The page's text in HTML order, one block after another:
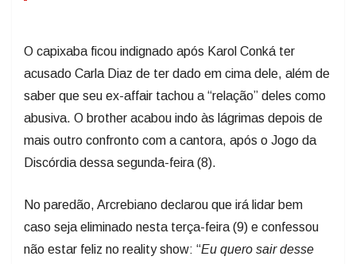
O capixaba ficou indignado após Karol Conká ter
acusado Carla Diaz de ter dado em cima dele, além de
saber que seu ex-affair tachou a “relação” deles como
abusiva. O brother acabou indo às lágrimas depois de
mais outro confronto com a cantora, após o Jogo da
Discórdia dessa segunda-feira (8).
No paredão, Arcrebiano declarou que irá lidar bem
caso seja eliminado nesta terça-feira (9) e confessou
não estar feliz no reality show: “Eu quero sair desse